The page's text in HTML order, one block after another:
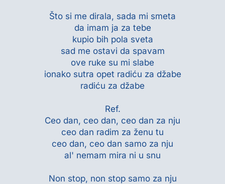
Što si me dirala, sada mi smeta
da imam ja za tebe
kupio bih pola sveta
sad me ostavi da spavam
ove ruke su mi slabe
ionako sutra opet radiću za džabe
radiću za džabe
Ref.
Ceo dan, ceo dan, ceo dan za nju
ceo dan radim za ženu tu
ceo dan, ceo dan samo za nju
al' nemam mira ni u snu
Non stop, non stop samo za nju